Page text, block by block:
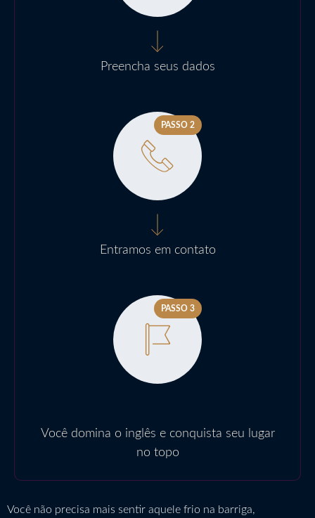
Preencha seus dados
PASSO 2
Entramos em contato
PASSO 3
Você domina o inglês e conquista seu lugar
no topo
Você não precisa mais sentir aquele frio na barriga,